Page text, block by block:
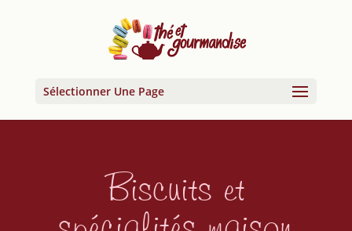
Sélectionner Une Page
Biscuits et